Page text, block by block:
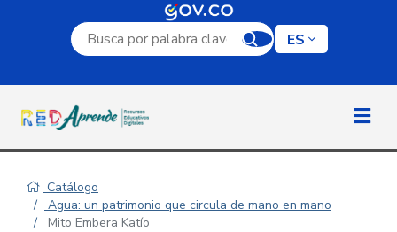
Campo de búsqueda por palabra clave
ES
Catálogo
Agua: un patrimonio que circula de mano en mano
Mito Embera Katío